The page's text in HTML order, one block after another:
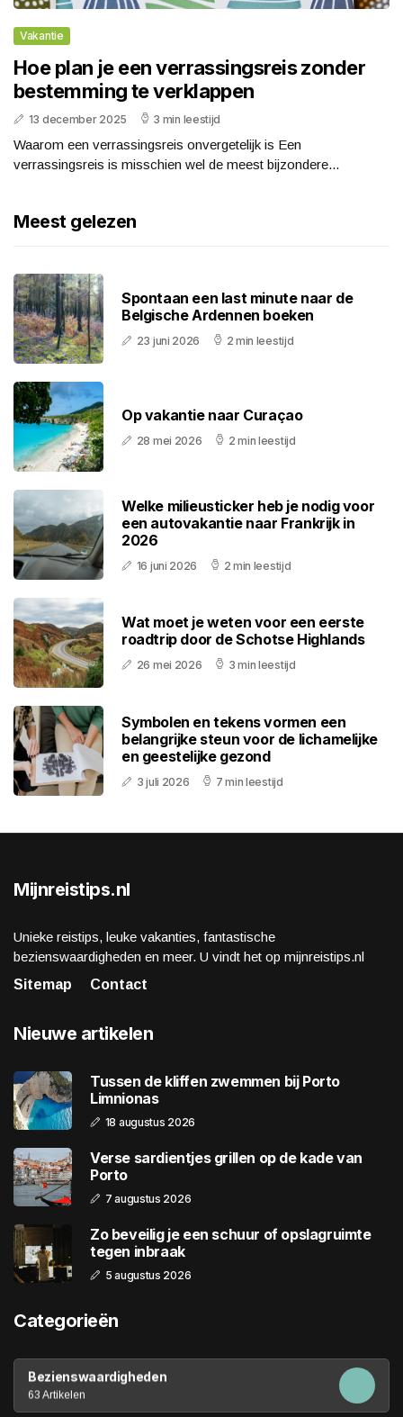
Vakantie
Hoe plan je een verrassingsreis zonder
bestemming te verklappen
13 december 2025 3 min leestijd
Waarom een verrassingsreis onvergetelijk is Een
verrassingsreis is misschien wel de meest bijzondere...
Meest gelezen
Spontaan een last minute naar de
Belgische Ardennen boeken
23 juni 2026 2 min leestijd
Op vakantie naar Curaçao
28 mei 2026 2 min leestijd
Welke milieusticker heb je nodig voor
een autovakantie naar Frankrijk in
2026
16 juni 2026 2 min leestijd
Wat moet je weten voor een eerste
roadtrip door de Schotse Highlands
26 mei 2026 3 min leestijd
Symbolen en tekens vormen een
belangrijke steun voor de lichamelijke
en geestelijke gezond
3 juli 2026 7 min leestijd
Mijnreistips.nl
Unieke reistips, leuke vakanties, fantastische
bezienswaardigheden en meer. U vindt het op mijnreistips.nl
Sitemap
Contact
Nieuwe artikelen
Tussen de kliffen zwemmen bij Porto
Limnionas
18 augustus 2026
Verse sardientjes grillen op de kade van
Porto
7 augustus 2026
Zo beveilig je een schuur of opslagruimte
tegen inbraak
5 augustus 2026
Categorieën
Bezienswaardigheden
63 Artikelen